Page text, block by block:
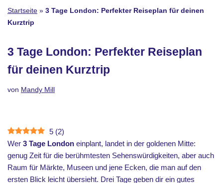
Startseite » 3 Tage London: Perfekter Reiseplan für deinen
Kurztrip
3 Tage London: Perfekter Reiseplan
für deinen Kurztrip
von Mandy Mill
5 (2)
Wer 3 Tage London einplant, landet in der goldenen Mitte:
genug Zeit für die berühmtesten Sehenswürdigkeiten, aber auch
Raum für Märkte, Museen und jene Ecken, die man auf den
ersten Blick leicht übersieht. Drei Tage geben dir ein gutes